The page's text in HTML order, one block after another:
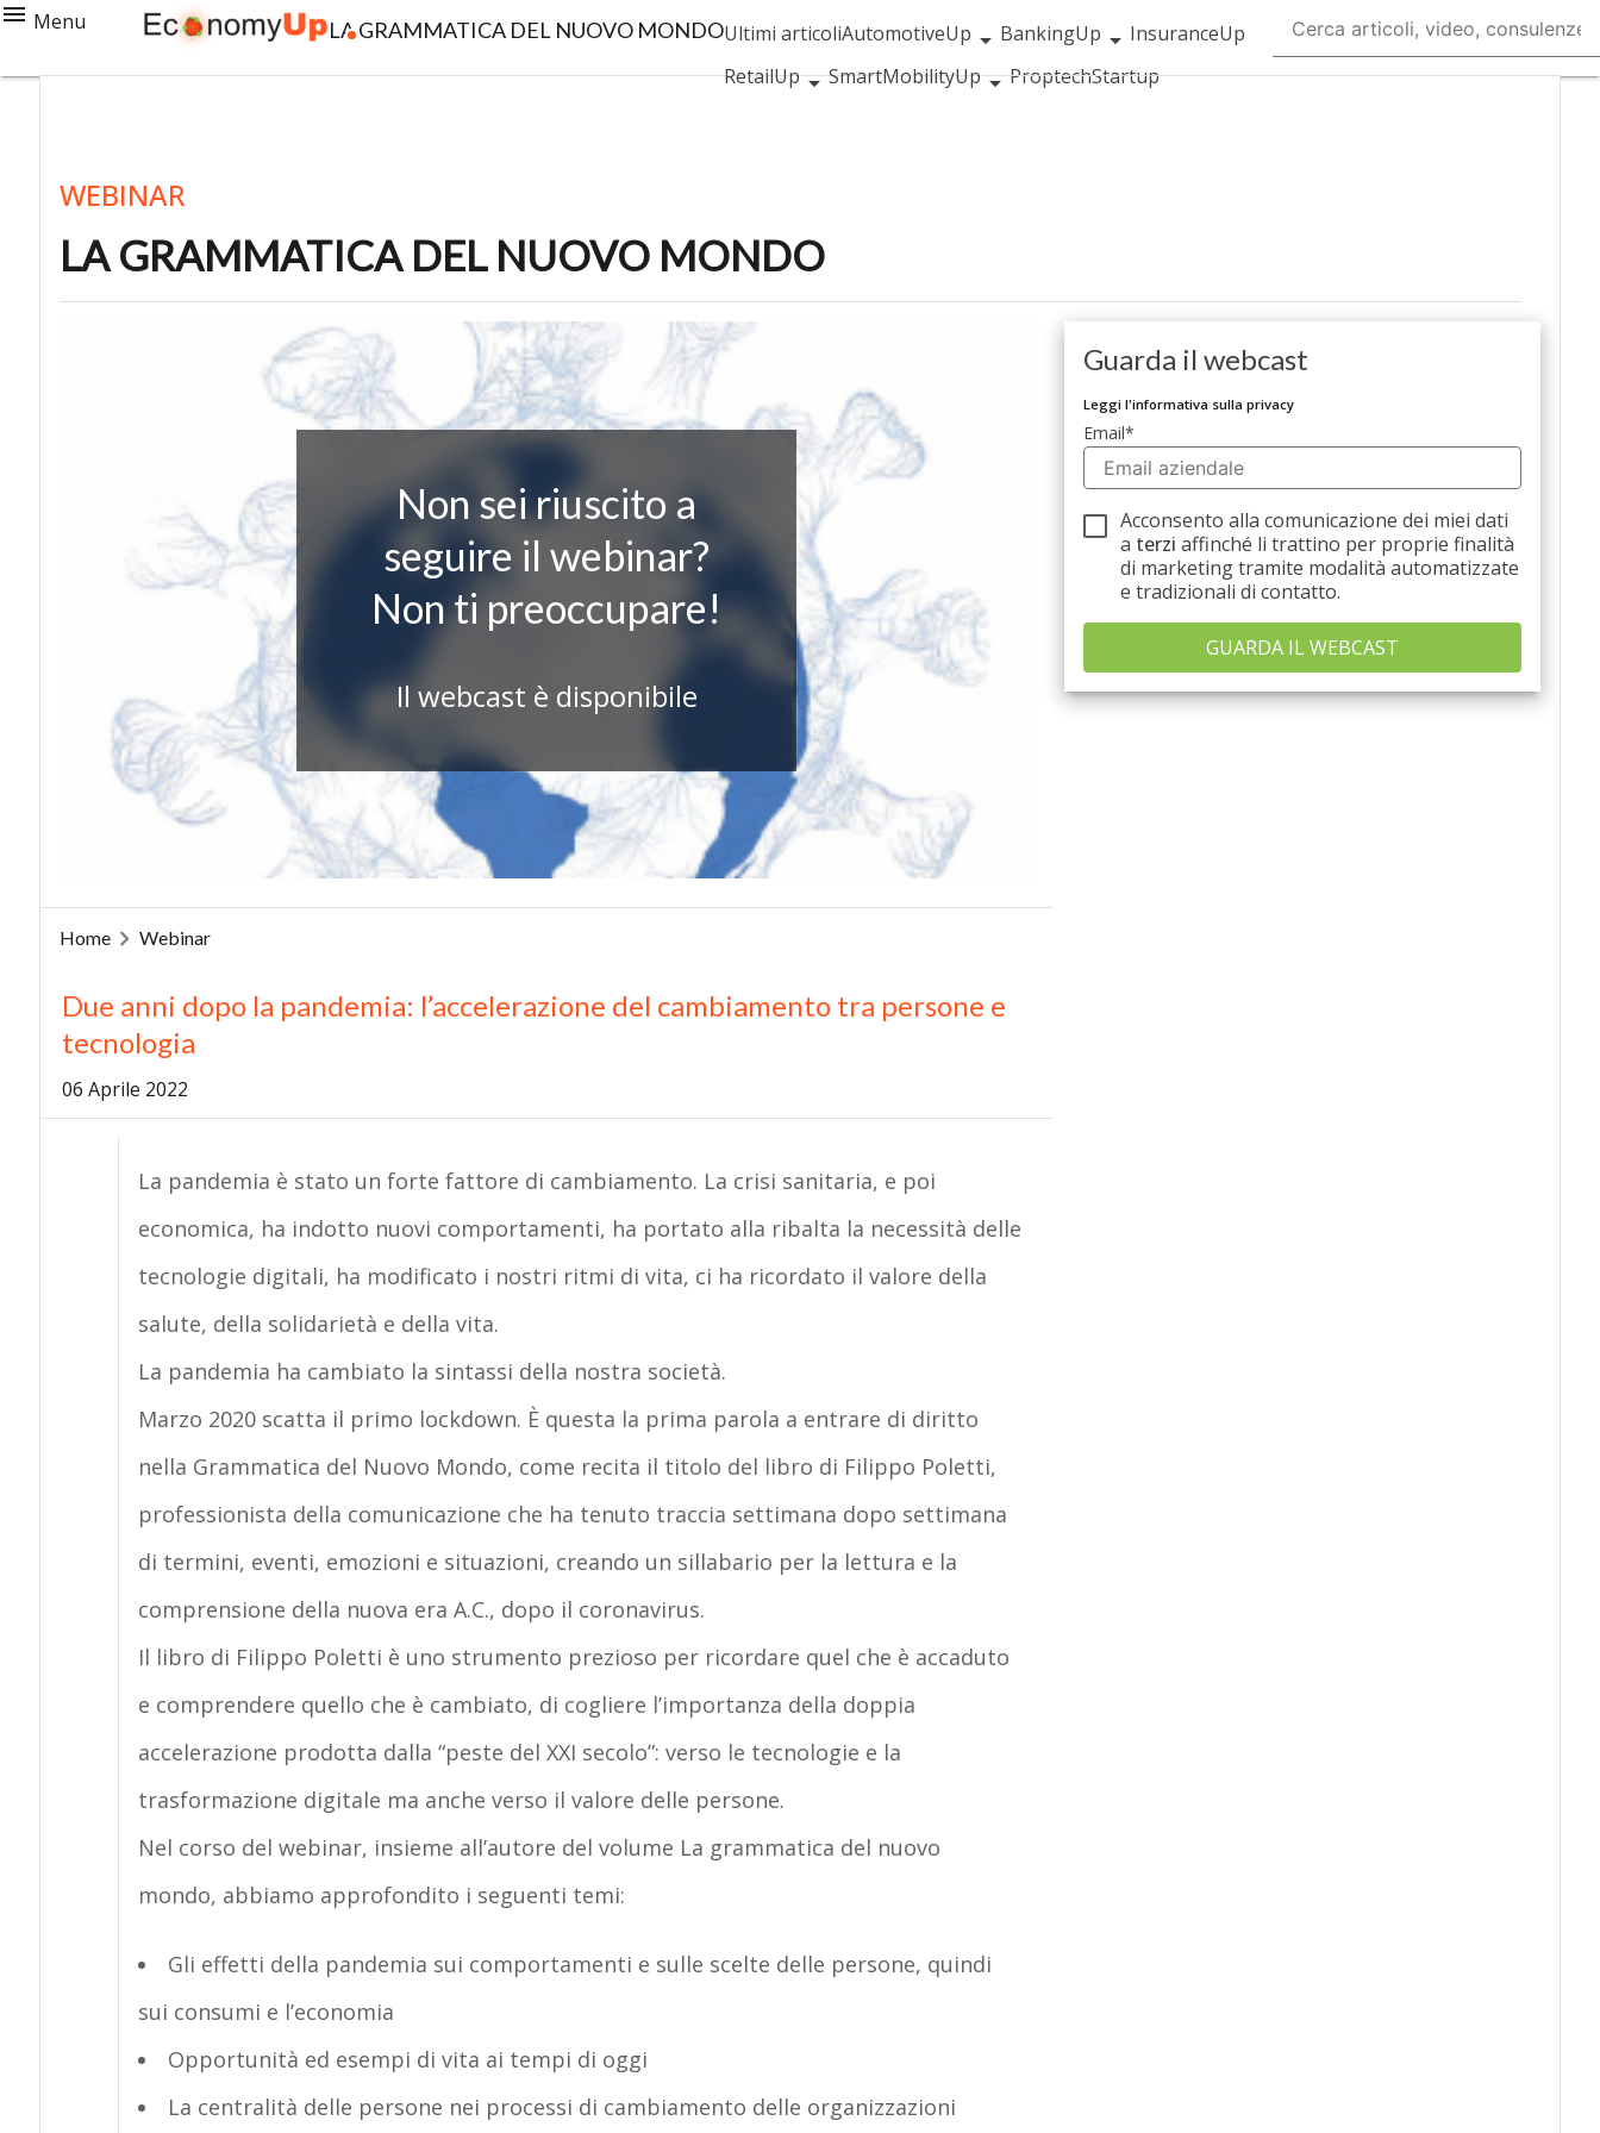
Menu LA GRAMMATICA DEL NUOVO MONDOUltimi articoliAutomotiveUp BankingUp
InsuranceUp
RetailUp
SmartMobilityUp ProptechStartup
WEBINAR
LA GRAMMATICA DEL NUOVO MONDO
Non sei riuscito a
seguire il webinar?
Non ti preoccupare!
Il webcast è disponibile
Home Webinar
Due anni dopo la pandemia: l’accelerazione del cambiamento tra persone e
tecnologia
06 Aprile 2022
La pandemia è stato un forte fattore di cambiamento. La crisi sanitaria, e poi
economica, ha indotto nuovi comportamenti, ha portato alla ribalta la necessità delle
tecnologie digitali, ha modificato i nostri ritmi di vita, ci ha ricordato il valore della
salute, della solidarietà e della vita.
La pandemia ha cambiato la sintassi della nostra società.
Marzo 2020 scatta il primo lockdown. È questa la prima parola a entrare di diritto
nella Grammatica del Nuovo Mondo, come recita il titolo del libro di Filippo Poletti,
professionista della comunicazione che ha tenuto traccia settimana dopo settimana
di termini, eventi, emozioni e situazioni, creando un sillabario per la lettura e la
comprensione della nuova era A.C., dopo il coronavirus.
Il libro di Filippo Poletti è uno strumento prezioso per ricordare quel che è accaduto
e comprendere quello che è cambiato, di cogliere l’importanza della doppia
accelerazione prodotta dalla “peste del XXI secolo”: verso le tecnologie e la
trasformazione digitale ma anche verso il valore delle persone.
Nel corso del webinar, insieme all’autore del volume La grammatica del nuovo
mondo, abbiamo approfondito i seguenti temi:
Gli effetti della pandemia sui comportamenti e sulle scelte delle persone, quindi
sui consumi e l’economia
Opportunità ed esempi di vita ai tempi di oggi
La centralità delle persone nei processi di cambiamento delle organizzazioni
Guarda il webcast
Leggi l'informativa sulla privacy
Email*
Acconsento alla comunicazione dei miei dati
a terzi affinché li trattino per proprie finalità
di marketing tramite modalità automatizzate
e tradizionali di contatto.